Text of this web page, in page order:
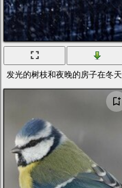
发光的树枝和夜晚的房子在冬天